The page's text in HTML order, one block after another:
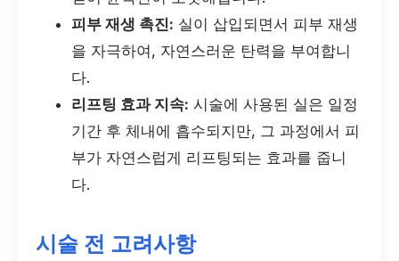
피부 재생 촉진: 실이 삽입되면서 피부 재생
을 자극하여, 자연스러운 탄력을 부여합니
다.
리프팅 효과 지속: 시술에 사용된 실은 일정
기간 후 체내에 흡수되지만, 그 과정에서 피
부가 자연스럽게 리프팅되는 효과를 줍니
다.
시술 전 고려사항